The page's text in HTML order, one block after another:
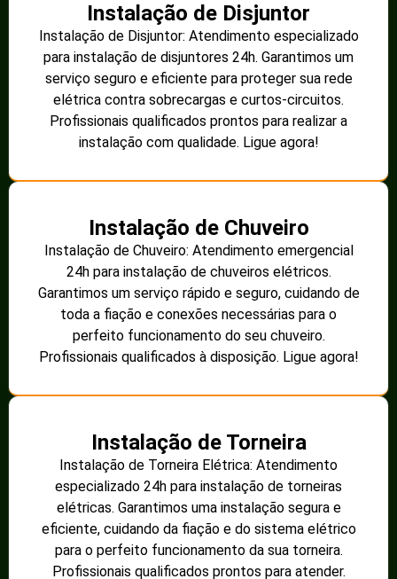
Instalação de Disjuntor
Instalação de Disjuntor: Atendimento especializado
para instalação de disjuntores 24h. Garantimos um
serviço seguro e eficiente para proteger sua rede
elétrica contra sobrecargas e curtos-circuitos.
Profissionais qualificados prontos para realizar a
instalação com qualidade. Ligue agora!
Instalação de Chuveiro
Instalação de Chuveiro: Atendimento emergencial
24h para instalação de chuveiros elétricos.
Garantimos um serviço rápido e seguro, cuidando de
toda a fiação e conexões necessárias para o
perfeito funcionamento do seu chuveiro.
Profissionais qualificados à disposição. Ligue agora!
Instalação de Torneira
Instalação de Torneira Elétrica: Atendimento
especializado 24h para instalação de torneiras
elétricas. Garantimos uma instalação segura e
eficiente, cuidando da fiação e do sistema elétrico
para o perfeito funcionamento da sua torneira.
Profissionais qualificados prontos para atender.